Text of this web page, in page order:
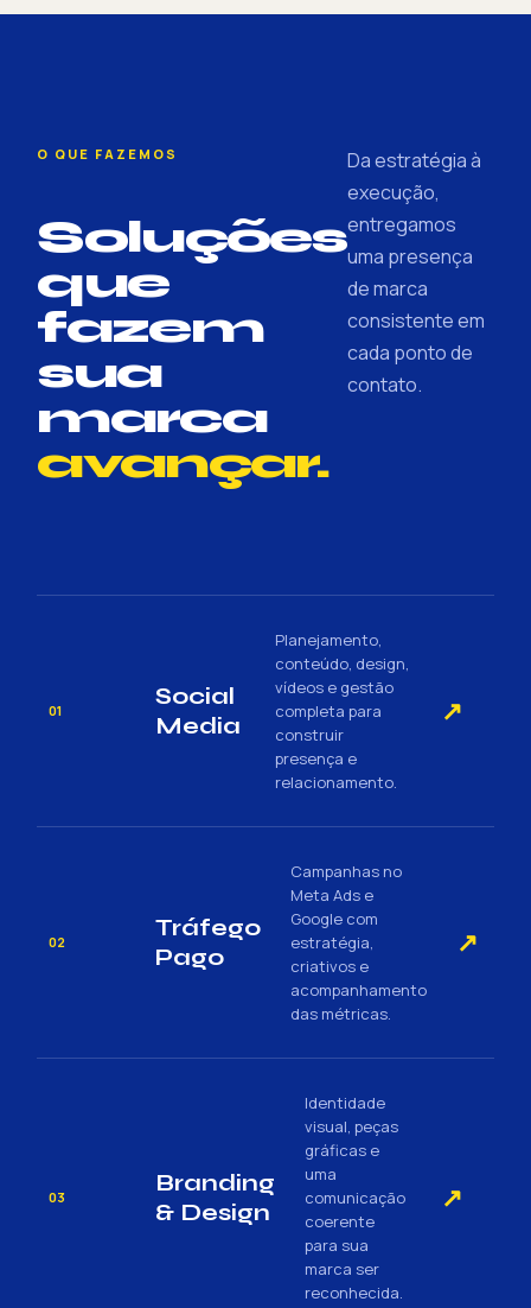
O QUE FAZEMOS
Soluções
que
fazem
sua
marca
avançar.
Da estratégia à
execução,
entregamos
uma presença
de marca
consistente em
cada ponto de
contato.
01
Social
Media
Planejamento,
conteúdo, design,
vídeos e gestão
completa para
construir
presença e
relacionamento.
↗
02
Tráfego
Pago
Campanhas no
Meta Ads e
Google com
estratégia,
criativos e
acompanhamento
das métricas.
↗
03
Branding
& Design
Identidade
visual, peças
gráficas e
uma
comunicação
coerente
para sua
marca ser
reconhecida.
↗